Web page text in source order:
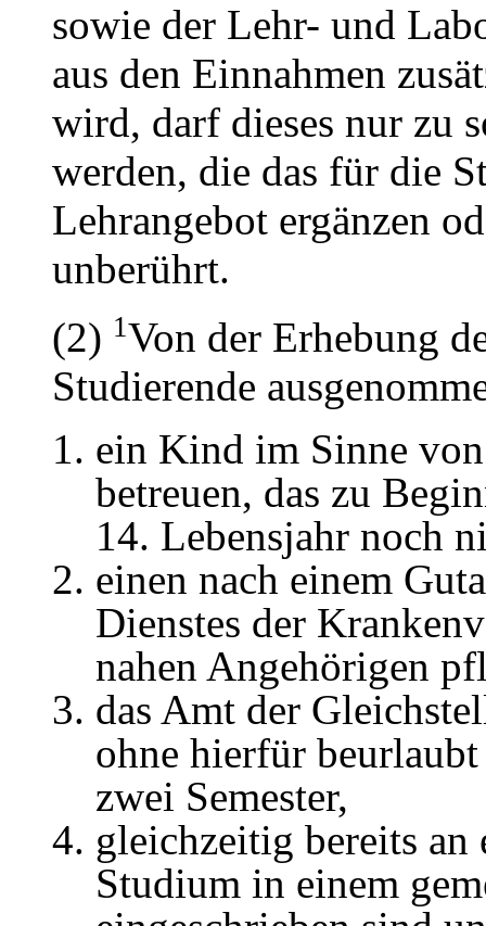
sowie der Lehr- und
aus den Einnahmen
wird, darf dieses nur zu
werden, die das für die
Lehrangebot ergänzen
unberührt.
(2) 1Von der Erhebung
Studierende
ein Kind im Sinne
betreuen, das zu
14. Lebensjahr noch
einen nach einem
Dienstes der
nahen Angehörigen
das Amt der
ohne hierfür
zwei Semester,
gleichzeitig bereits an
Studium in einem